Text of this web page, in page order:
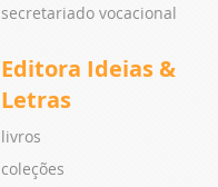
secretariado vocacional
Editora Ideias &
Letras
livros
coleções